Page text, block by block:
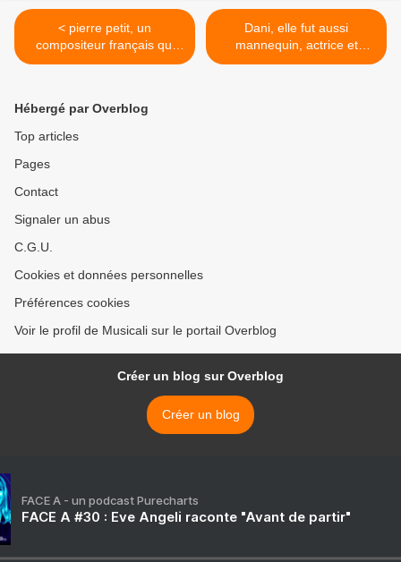
< pierre petit, un
compositeur français qui
dirigea pendant 35 ans
Dani, elle fut aussi
mannequin, actrice et
meneuse de revue puis elle
Hébergé par Overblog
Top articles
Pages
Contact
Signaler un abus
C.G.U.
Cookies et données personnelles
Préférences cookies
Voir le profil de Musicali sur le portail Overblog
Créer un blog sur Overblog
Créer un blog
FACE A - un podcast Purecharts
FACE A #30 : Eve Angeli raconte "Avant de partir"